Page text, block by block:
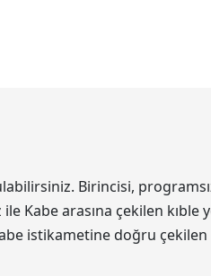
Birincisi,
Kabe arasına çekilen
istikametine doğru çekilen